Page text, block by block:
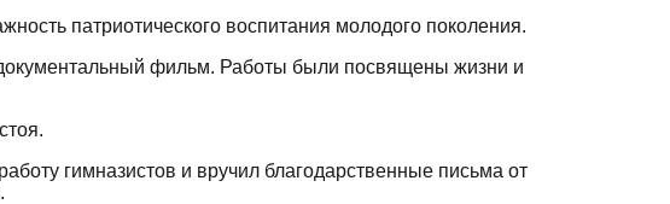
патриотического воспитания молодого поколения.
фильм. Работы были посвящены жизни и
гимназистов и вручил благодарственные письма от